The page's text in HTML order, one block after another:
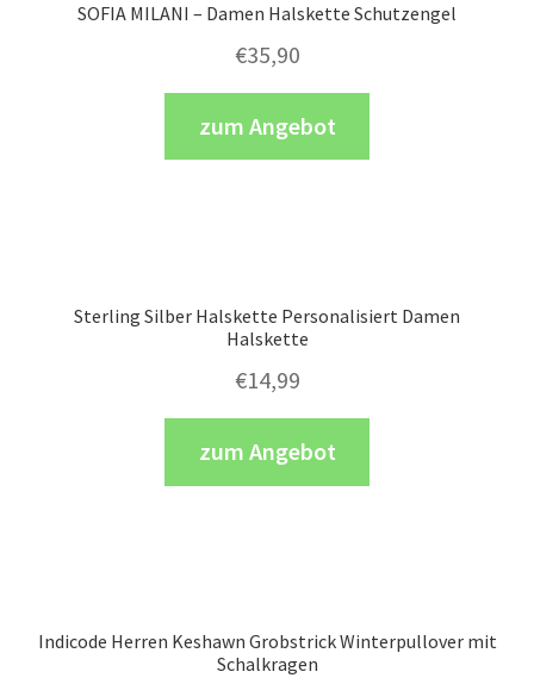
SOFIA MILANI – Damen Halskette Schutzengel
€35,90
zum Angebot
Sterling Silber Halskette Personalisiert Damen
Halskette
€14,99
zum Angebot
Indicode Herren Keshawn Grobstrick Winterpullover mit
Schalkragen